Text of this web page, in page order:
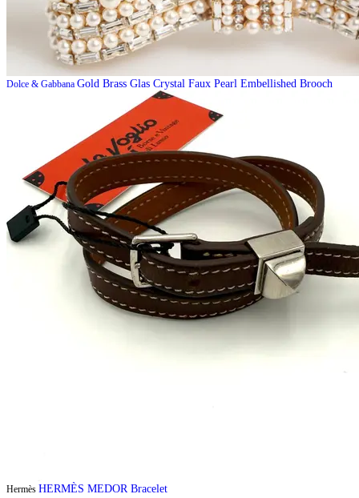
Dolce & Gabbana Gold Brass Glas Crystal Faux Pearl Embellished Brooch
Hermès HERMÈS MEDOR Bracelet